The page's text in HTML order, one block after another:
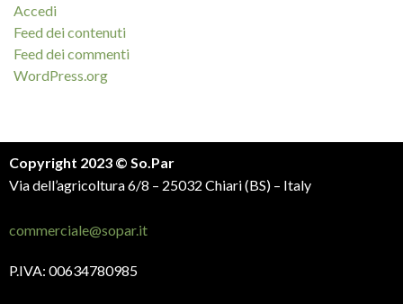
Accedi
Feed dei contenuti
Feed dei commenti
WordPress.org
Copyright 2023 © So.Par
Via dell’agricoltura 6/8 – 25032 Chiari (BS) – Italy
commerciale@sopar.it
P.IVA: 00634780985